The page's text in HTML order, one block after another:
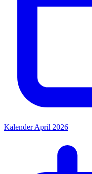
Kalender April 2026